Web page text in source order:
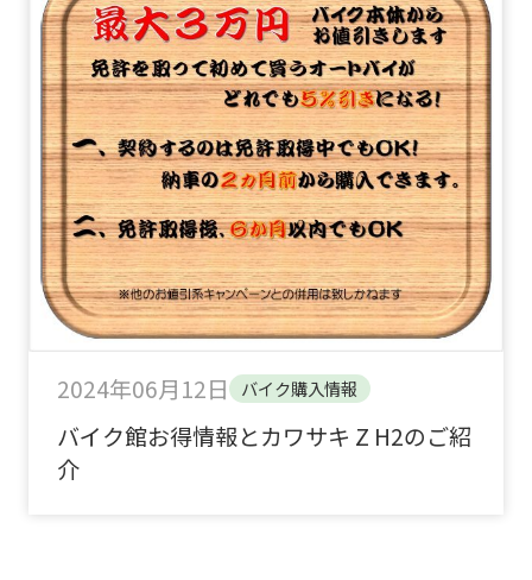
2024年06月12日 バイク購入情報
バイク館お得情報とカワサキ Z H2のご紹
介